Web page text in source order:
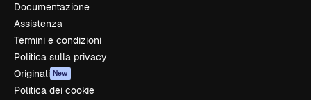
Documentazione
Assistenza
Termini e condizioni
Politica sulla privacy
Originali New
Politica dei cookie